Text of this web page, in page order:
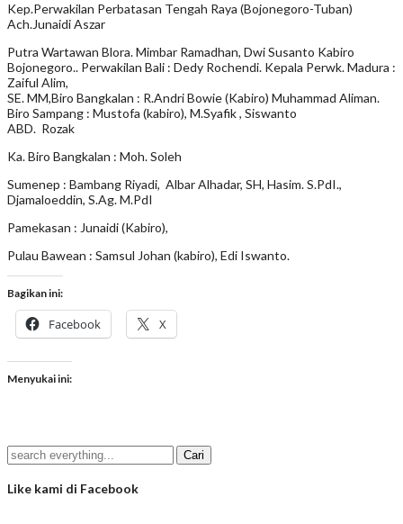
Kep.Perwakilan Perbatasan Tengah Raya (Bojonegoro-Tuban)
Ach.Junaidi Aszar
Putra Wartawan Blora. Mimbar Ramadhan, Dwi Susanto Kabiro
Bojonegoro.. Perwakilan Bali : Dedy Rochendi. Kepala Perwk. Madura :
Zaiful Alim,
SE. MM,Biro Bangkalan : R.Andri Bowie (Kabiro) Muhammad Aliman.
Biro Sampang : Mustofa (kabiro), M.Syafik , Siswanto
ABD. Rozak
Ka. Biro Bangkalan : Moh. Soleh
Sumenep : Bambang Riyadi, Albar Alhadar, SH, Hasim. S.PdI.,
Djamaloeddin, S.Ag. M.PdI
Pamekasan : Junaidi (Kabiro),
Pulau Bawean : Samsul Johan (kabiro), Edi Iswanto.
Bagikan ini:
Facebook X
Menyukai ini:
Like kami di Facebook